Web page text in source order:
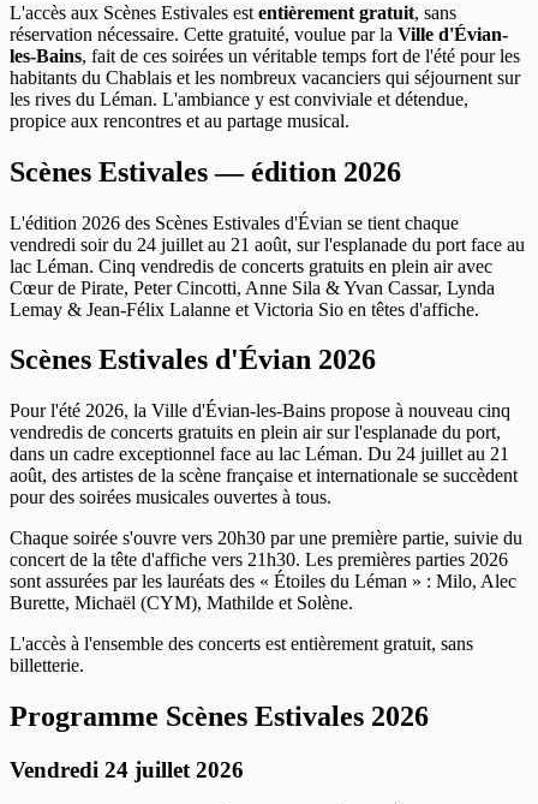
L'accès aux Scènes Estivales est entièrement gratuit, sans
réservation nécessaire. Cette gratuité, voulue par la Ville d'Évian-
les-Bains, fait de ces soirées un véritable temps fort de l'été pour les
habitants du Chablais et les nombreux vacanciers qui séjournent sur
les rives du Léman. L'ambiance y est conviviale et détendue,
propice aux rencontres et au partage musical.
Scènes Estivales — édition 2026
L'édition 2026 des Scènes Estivales d'Évian se tient chaque
vendredi soir du 24 juillet au 21 août, sur l'esplanade du port face au
lac Léman. Cinq vendredis de concerts gratuits en plein air avec
Cœur de Pirate, Peter Cincotti, Anne Sila & Yvan Cassar, Lynda
Lemay & Jean-Félix Lalanne et Victoria Sio en têtes d'affiche.
Scènes Estivales d'Évian 2026
Pour l'été 2026, la Ville d'Évian-les-Bains propose à nouveau cinq
vendredis de concerts gratuits en plein air sur l'esplanade du port,
dans un cadre exceptionnel face au lac Léman. Du 24 juillet au 21
août, des artistes de la scène française et internationale se succèdent
pour des soirées musicales ouvertes à tous.
Chaque soirée s'ouvre vers 20h30 par une première partie, suivie du
concert de la tête d'affiche vers 21h30. Les premières parties 2026
sont assurées par les lauréats des « Étoiles du Léman » : Milo, Alec
Burette, Michaël (CYM), Mathilde et Solène.
L'accès à l'ensemble des concerts est entièrement gratuit, sans
billetterie.
Programme Scènes Estivales 2026
Vendredi 24 juillet 2026